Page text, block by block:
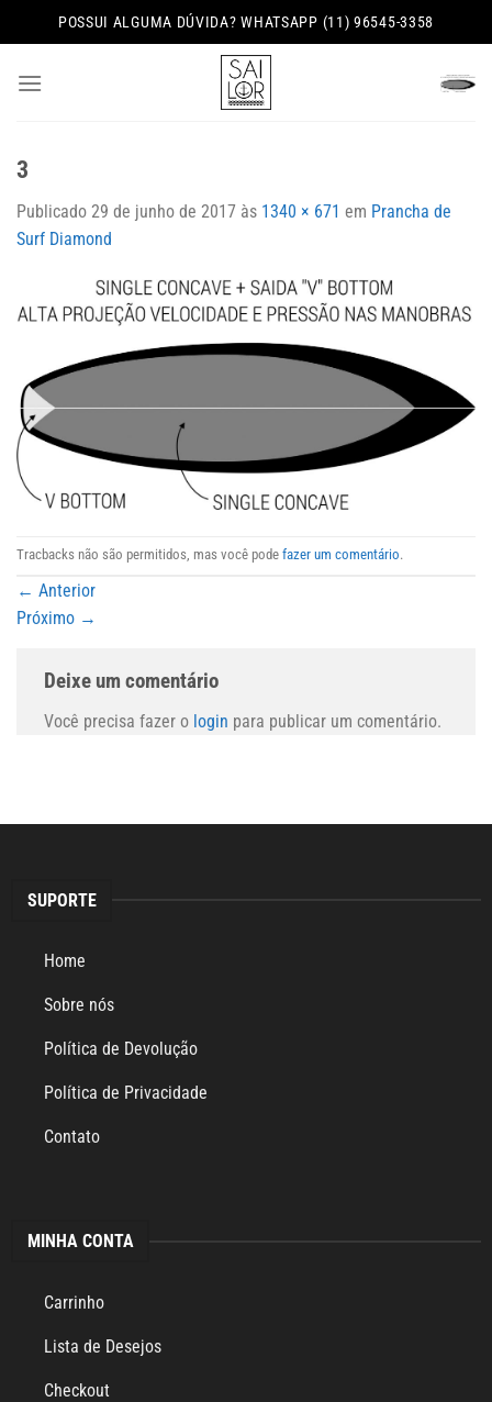
to
POSSUI ALGUMA DÚVIDA? WHATSAPP (11) 96545-3358
3
Publicado 29 de junho de 2017 às 1340 × 671 em Prancha de
Surf Diamond
Tracbacks não são permitidos, mas você pode fazer um comentário.
← Anterior
Próximo →
Deixe um comentário
Você precisa fazer o login para publicar um comentário.
SUPORTE
Home
Sobre nós
Política de Devolução
Política de Privacidade
Contato
MINHA CONTA
Carrinho
Lista de Desejos
Checkout